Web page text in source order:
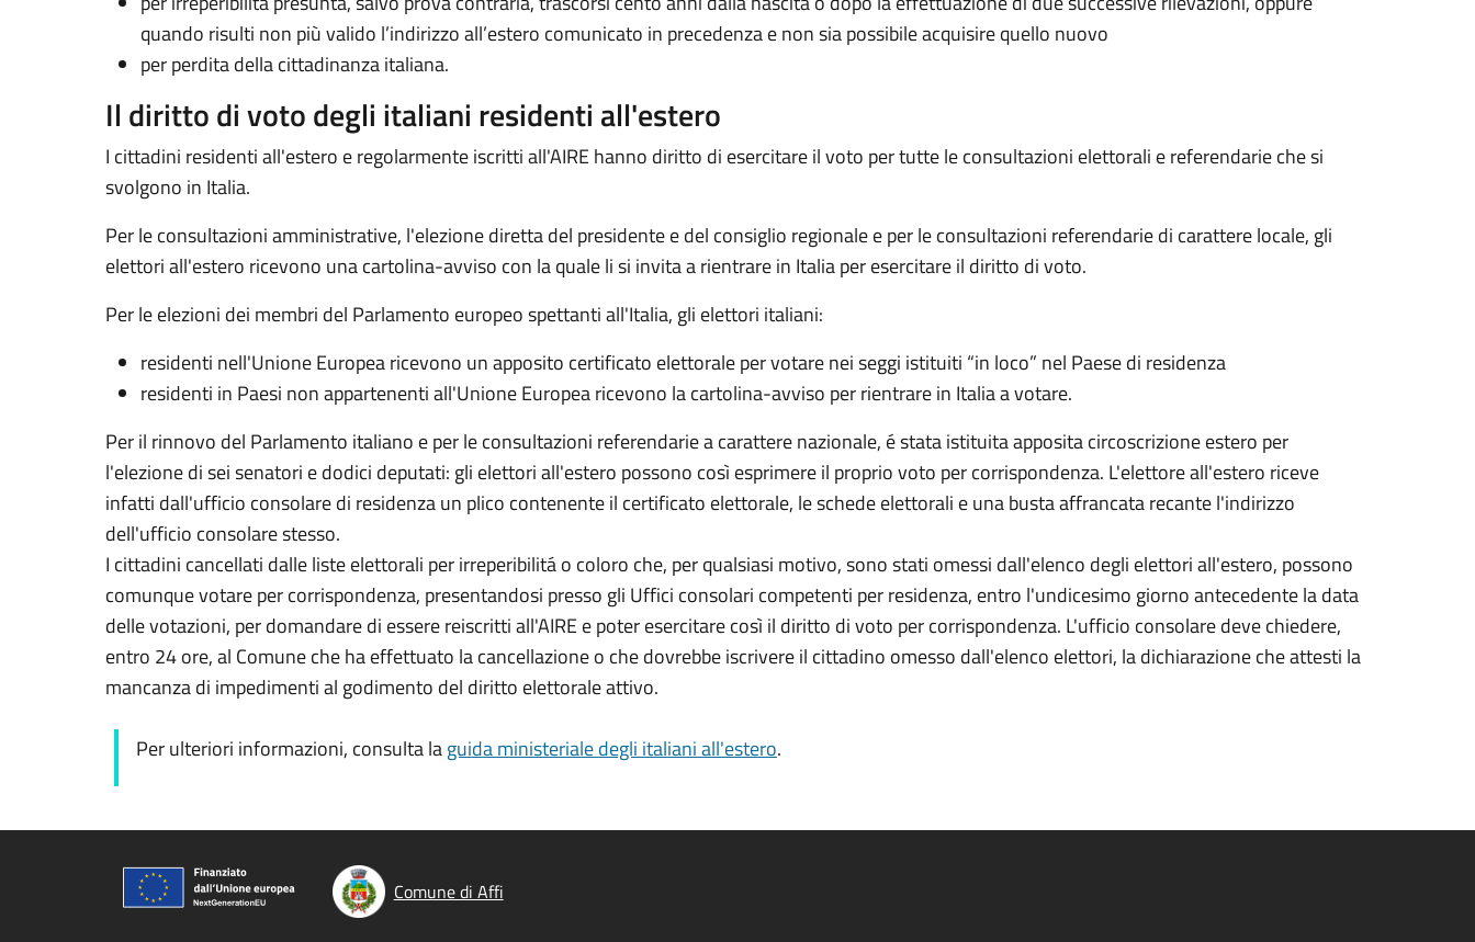
quando risulti non più valido l’indirizzo all’estero comunicato in precedenza e non sia possibile acquisire quello nuovo
per perdita della cittadinanza italiana.
Il diritto di voto degli italiani residenti all'estero
I cittadini residenti all'estero e regolarmente iscritti all'AIRE hanno diritto di esercitare il voto per tutte le consultazioni elettorali e referendarie che si
svolgono in Italia.
Per le consultazioni amministrative, l'elezione diretta del presidente e del consiglio regionale e per le consultazioni referendarie di carattere locale, gli
elettori all'estero ricevono una cartolina-avviso con la quale li si invita a rientrare in Italia per esercitare il diritto di voto.
Per le elezioni dei membri del Parlamento europeo spettanti all'Italia, gli elettori italiani:
residenti nell'Unione Europea ricevono un apposito certificato elettorale per votare nei seggi istituiti “in loco” nel Paese di residenza
residenti in Paesi non appartenenti all'Unione Europea ricevono la cartolina-avviso per rientrare in Italia a votare.
Per il rinnovo del Parlamento italiano e per le consultazioni referendarie a carattere nazionale, é stata istituita apposita circoscrizione estero per
l'elezione di sei senatori e dodici deputati: gli elettori all'estero possono così esprimere il proprio voto per corrispondenza. L'elettore all'estero riceve
infatti dall'ufficio consolare di residenza un plico contenente il certificato elettorale, le schede elettorali e una busta affrancata recante l'indirizzo
dell'ufficio consolare stesso.
I cittadini cancellati dalle liste elettorali per irreperibilitá o coloro che, per qualsiasi motivo, sono stati omessi dall'elenco degli elettori all'estero, possono
comunque votare per corrispondenza, presentandosi presso gli Uffici consolari competenti per residenza, entro l'undicesimo giorno antecedente la data
delle votazioni, per domandare di essere reiscritti all'AIRE e poter esercitare così il diritto di voto per corrispondenza. L'ufficio consolare deve chiedere,
entro 24 ore, al Comune che ha effettuato la cancellazione o che dovrebbe iscrivere il cittadino omesso dall'elenco elettori, la dichiarazione che attesti la
mancanza di impedimenti al godimento del diritto elettorale attivo.
Per ulteriori informazioni, consulta laguida ministeriale degli italiani all'estero.
Comune di Affi